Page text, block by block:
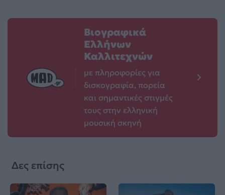
Βιογραφικά
Ελλήνων
Καλλιτεχνών
με πληροφορίες για
δισκογραφία, πορεία
και σημαντικές στιγμές
τους στην ελληνική
μουσική σκηνή
Δες επίσης